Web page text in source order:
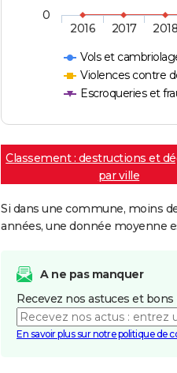
Vols et
Violences contre
Escroqueries et
2016 2017 2018
0
Classement : destructions et
par ville
Si dans une commune, moins
années, une donnée moyenne
A ne pas manquer
Recevez nos astuces et
En savoir plus sur notre politique de